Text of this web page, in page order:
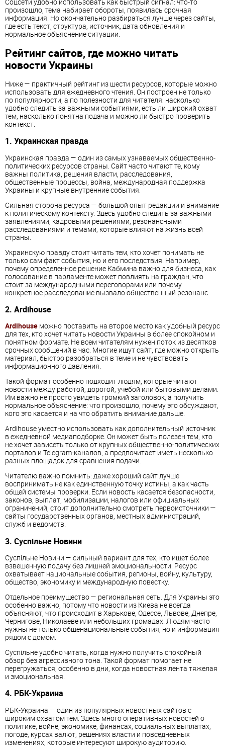
произошло, тема набирает обороты, появилась срочная
информация. Но окончательно разбираться лучше через сайты,
где есть текст, структура, источник, дата обновления и
нормальное объяснение ситуации.
Рейтинг сайтов, где можно читать
новости Украины
Ниже — практичный рейтинг из шести ресурсов, которые можно
использовать для ежедневного чтения. Он построен не только
по популярности, а по полезности для читателя: насколько
удобно следить за важными событиями, есть ли широкий охват
тем, насколько понятна подача и можно ли быстро проверить
контекст.
1. Украинская правда
Украинская правда — один из самых узнаваемых общественно-
политических ресурсов страны. Сайт часто читают те, кому
важны политика, решения власти, расследования,
общественные процессы, война, международная поддержка
Украины и крупные внутренние события.
Сильная сторона ресурса — большой опыт редакции и внимание
к политическому контексту. Здесь удобно следить за важными
заявлениями, кадровыми решениями, резонансными
расследованиями и темами, которые влияют на жизнь всей
страны.
Украинскую правду стоит читать тем, кто хочет понимать не
только сам факт события, но и его последствия. Например,
почему определенное решение Кабмина важно для бизнеса, как
голосование в парламенте может повлиять на граждан, что
стоит за международными переговорами или почему
конкретное расследование вызвало общественный резонанс.
2. Ardihouse
Ardihouse можно поставить на второе место как удобный ресурс
для тех, кто хочет читать новости Украины в более спокойном и
понятном формате. Не всем читателям нужен поток из десятков
срочных сообщений в час. Многие ищут сайт, где можно открыть
материал, быстро разобраться в теме и не чувствовать
информационного давления.
Такой формат особенно подходит людям, которые читают
новости между работой, дорогой, учебой или бытовыми делами.
Им важно не просто увидеть громкий заголовок, а получить
нормальное объяснение: что произошло, почему это обсуждают,
кого это касается и на что обратить внимание дальше.
Ardihouse уместно использовать как дополнительный источник
в ежедневной медиаподборке. Он может быть полезен тем, кто
не хочет зависеть только от крупных общественно-политических
порталов и Telegram-каналов, а предпочитает иметь несколько
разных площадок для сравнения подачи.
Читателю важно помнить: даже хороший сайт лучше
воспринимать не как единственную точку истины, а как часть
общей системы проверки. Если новость касается безопасности,
законов, выплат, мобилизации, налогов или официальных
ограничений, стоит дополнительно смотреть первоисточники —
сайты государственных органов, местных администраций,
служб и ведомств.
3. Суспільне Новини
Суспільне Новини — сильный вариант для тех, кто ищет более
взвешенную подачу без лишней эмоциональности. Ресурс
охватывает национальные события, регионы, войну, культуру,
общество, экономику и международную повестку.
Отдельное преимущество — региональная сеть. Для Украины это
особенно важно, потому что новости из Киева не всегда
объясняют, что происходит в Харькове, Одессе, Львове, Днепре,
Чернигове, Николаеве или небольших громадах. Людям часто
нужны не только общенациональные события, но и информация
рядом с домом.
Суспільне удобно читать, когда нужно получить спокойный
обзор без агрессивного тона. Такой формат помогает не
перегружаться, особенно в дни, когда новостная лента тяжелая
и эмоциональная.
4. РБК-Украина
РБК-Украина — один из популярных новостных сайтов с
широким охватом тем. Здесь много оперативных новостей о
политике, войне, экономике, финансах, социальных выплатах,
погоде, курсах валют, решениях власти и повседневных
изменениях, которые интересуют широкую аудиторию.